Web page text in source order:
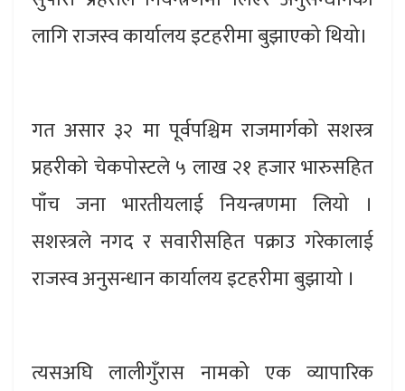
लागि राजस्व कार्यालय इटहरीमा बुझाएको थियो।
गत असार ३२ मा पूर्वपश्चिम राजमार्गको सशस्त्र
प्रहरीको चेकपोस्टले ५ लाख २१ हजार भारुसहित
पाँच जना भारतीयलाई नियन्त्रणमा लियो ।
सशस्त्रले नगद र सवारीसहित पक्राउ गरेकालाई
राजस्व अनुसन्धान कार्यालय इटहरीमा बुझायो ।
त्यसअघि लालीगुँरास नामको एक व्यापारिक